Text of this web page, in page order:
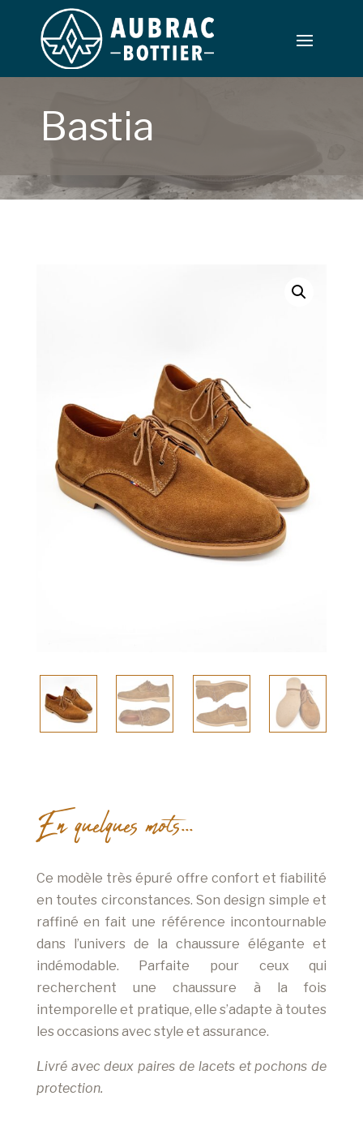
Bastia
En quelques mots...
Ce modèle très épuré offre confort et fiabilité
en toutes circonstances. Son design simple et
raffiné en fait une référence incontournable
dans l’univers de la chaussure élégante et
indémodable. Parfaite pour ceux qui
recherchent une chaussure à la fois
intemporelle et pratique, elle s’adapte à toutes
les occasions avec style et assurance.
Livré avec deux paires de lacets et pochons de
protection.